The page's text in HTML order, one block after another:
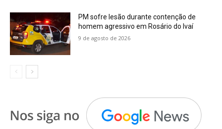
PM sofre lesão durante contenção de
homem agressivo em Rosário do Ivaí
9 de agosto de 2026